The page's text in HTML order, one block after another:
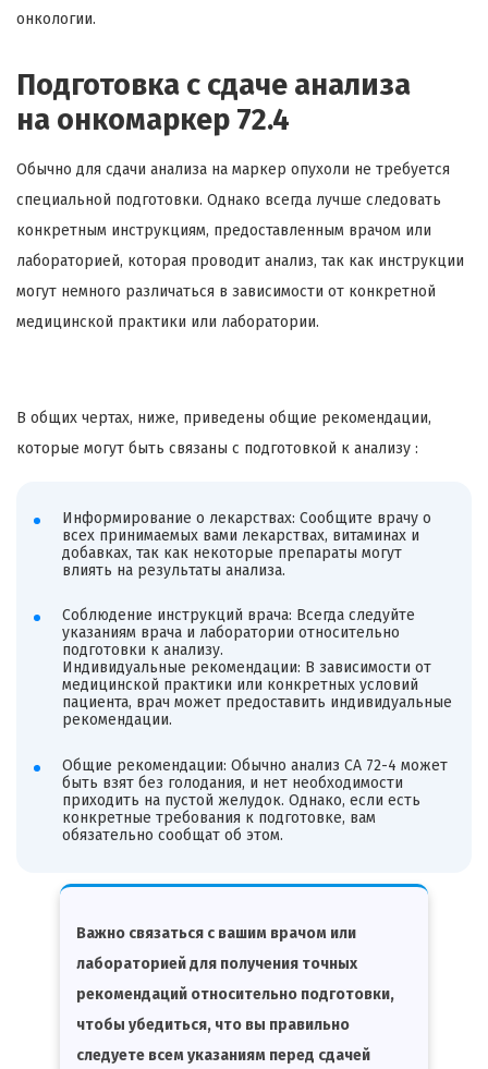
онкологии.
Подготовка с сдаче анализа
на онкомаркер 72.4
Обычно для сдачи анализа на маркер опухоли не требуется
специальной подготовки. Однако всегда лучше следовать
конкретным инструкциям, предоставленным врачом или
лабораторией, которая проводит анализ, так как инструкции
могут немного различаться в зависимости от конкретной
медицинской практики или лаборатории.
В общих чертах, ниже, приведены общие рекомендации,
которые могут быть связаны с подготовкой к анализу :
Информирование о лекарствах: Сообщите врачу о
всех принимаемых вами лекарствах, витаминах и
добавках, так как некоторые препараты могут
влиять на результаты анализа.
Соблюдение инструкций врача: Всегда следуйте
указаниям врача и лаборатории относительно
подготовки к анализу.
Индивидуальные рекомендации: В зависимости от
медицинской практики или конкретных условий
пациента, врач может предоставить индивидуальные
рекомендации.
Общие рекомендации: Обычно анализ CA 72-4 может
быть взят без голодания, и нет необходимости
приходить на пустой желудок. Однако, если есть
конкретные требования к подготовке, вам
обязательно сообщат об этом.
Важно связаться с вашим врачом или
лабораторией для получения точных
рекомендаций относительно подготовки,
чтобы убедиться, что вы правильно
следуете всем указаниям перед сдачей